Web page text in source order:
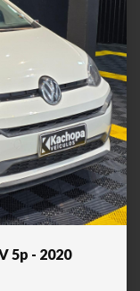
5p - 2020